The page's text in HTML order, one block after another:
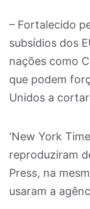
– Fortalecido
subsídios dos
nações como
que podem
Unidos a
‘New York
reproduziram
Press, na
usaram a